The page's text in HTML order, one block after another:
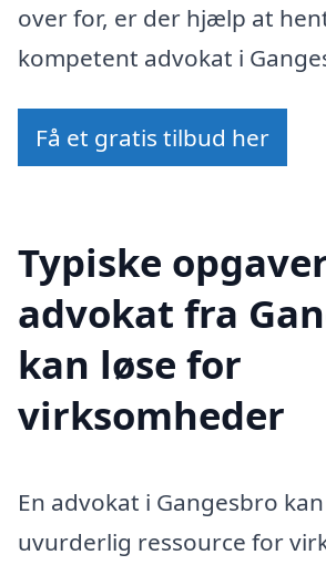
over for, er der hjælp at
kompetent advokat i
Få et gratis tilbud her
Typiske
advokat fra
kan løse for
virksomheder
En advokat i Gangesbro
uvurderlig ressource for